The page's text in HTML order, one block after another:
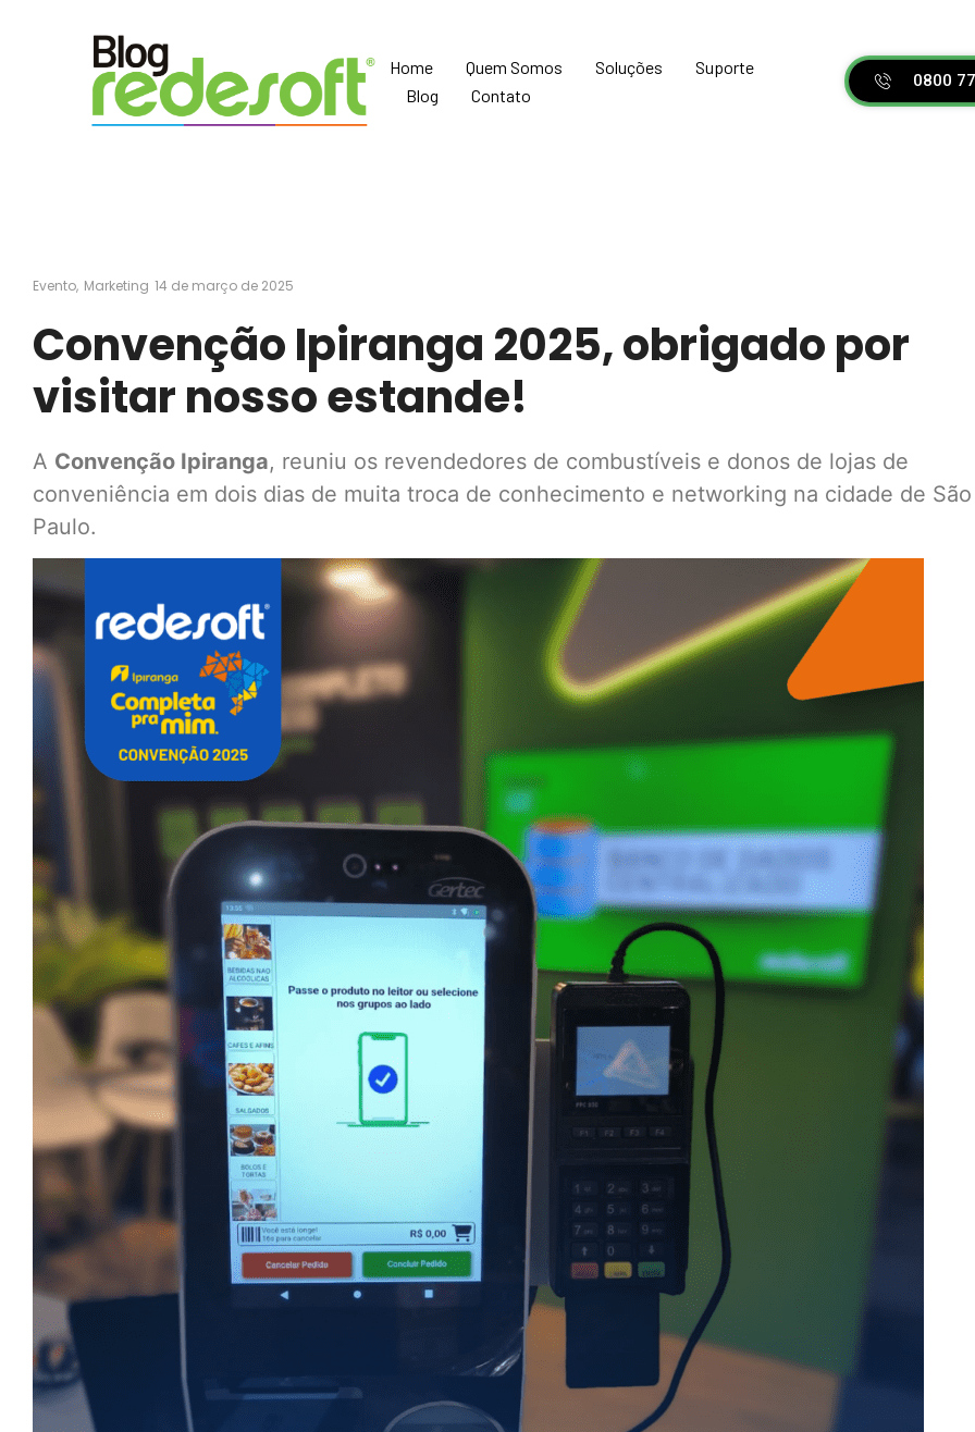
Home Quem Somos Soluções
Suporte
Blog
Contato
0800
Evento, Marketing 14 de março de 2025
Convenção Ipiranga 2025, obrigado por
visitar nosso estande!
A Convenção Ipiranga, reuniu os revendedores de combustíveis e donos de lojas de
conveniência em dois dias de muita troca de conhecimento e networking na cidade de São
Paulo.